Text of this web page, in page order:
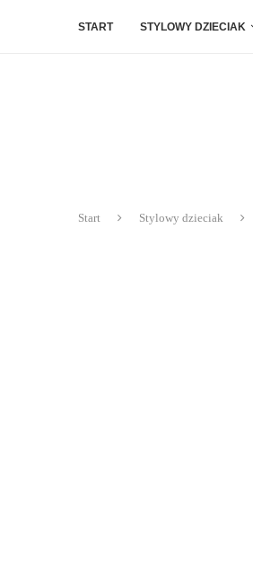
START STYLOWY DZIECIAK
Start Stylowy dzieciak